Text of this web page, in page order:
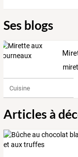
Ses blogs
Cuisine
Articles à